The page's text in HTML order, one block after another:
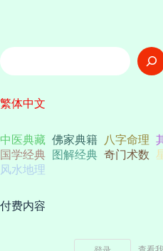
搜
索
繁体中文
中医典藏 佛家典籍 八字命理
国学经典
图解经典 奇门术数
风水地理
付费内容